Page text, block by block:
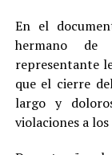
En el
hermano de
representante
que el cierre
largo y
violaciones a